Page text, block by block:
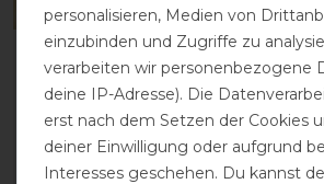
Busse Fliegenmaske FLY
COVER FRANSEN GAP II -
schwarz
17,30 € *
Busse
8,60 € *
personalisieren, Medien von
einzubinden und Zugriffe zu
verarbeiten wir personenbezogene
deine IP-Adresse). Die
erst nach dem Setzen der Cookies
deiner Einwilligung oder aufgrund
Interesses geschehen. Du kannst